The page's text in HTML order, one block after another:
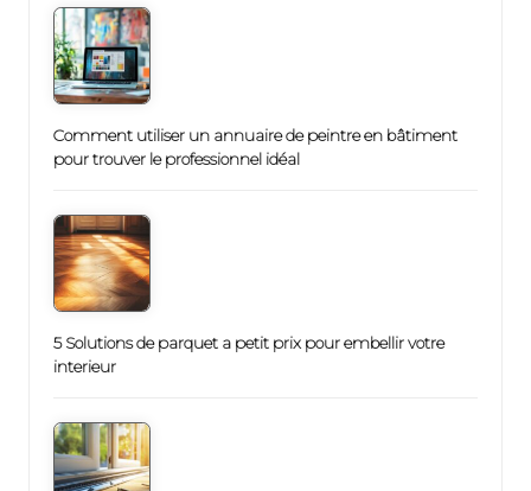
Comment utiliser un annuaire de peintre en bâtiment
pour trouver le professionnel idéal
5 Solutions de parquet a petit prix pour embellir votre
interieur